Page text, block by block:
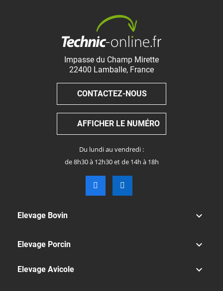
Impasse du Champ Mirette
22400 Lamballe, France
CONTACTEZ-NOUS
AFFICHER LE NUMÉRO
Du lundi au vendredi :
de 8h30 à 12h30 et de 14h à 18h
Elevage Bovin 
Elevage Porcin 
Elevage Avicole 